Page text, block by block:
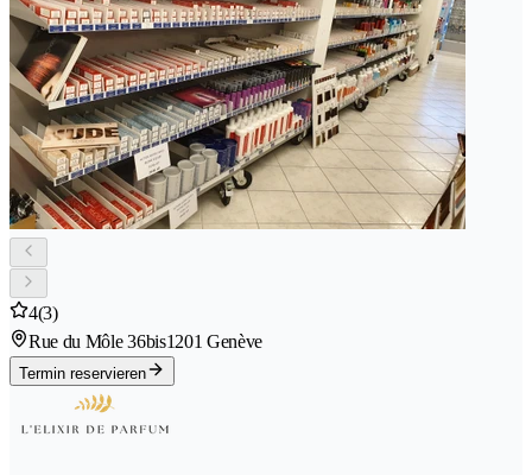
4(3)
Rue du Môle 36bis1201 Genève
Termin reservieren